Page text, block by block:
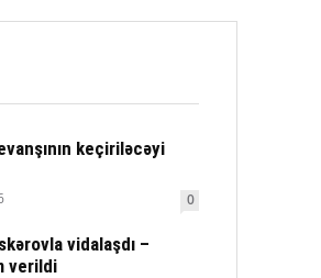
keçiriləcəyi
0
vidalaşdı –
verildi